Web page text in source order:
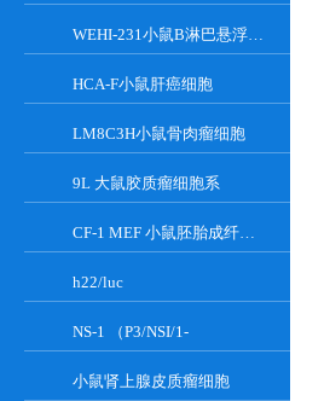
WEHI-231小鼠B淋巴悬浮细胞系
HCA-F小鼠肝癌细胞
LM8C3H小鼠骨肉瘤细胞
9L 大鼠胶质瘤细胞系
CF-1 MEF 小鼠胚胎成纤维细胞系
h22/luc
NS-1 （P3/NSI/1-
小鼠肾上腺皮质瘤细胞